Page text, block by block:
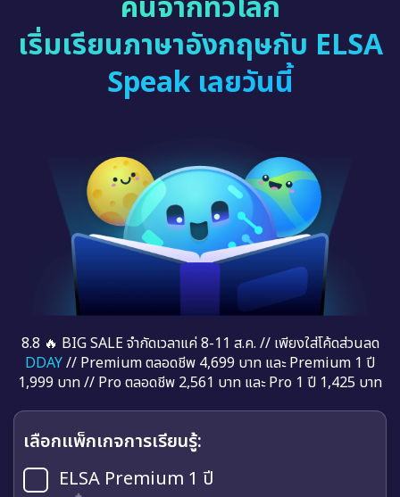
เริ่มเรียนภาษาอังกฤษกับ ELSA
Speak เลยวันนี้
8.8 🔥 BIG SALE จำกัดเวลาแค่ 8-11 ส.ค. // เพียงใส่โค้ดส่วนลด
DDAY// Premium ตลอดชีพ 4,699 บาท และ Premium 1 ปี
1,999 บาท // Pro ตลอดชีพ 2,561 บาท และ Pro 1 ปี 1,425 บาท
เลือกแพ็กเกจการเรียนรู้:
ELSA Premium 1 ปี